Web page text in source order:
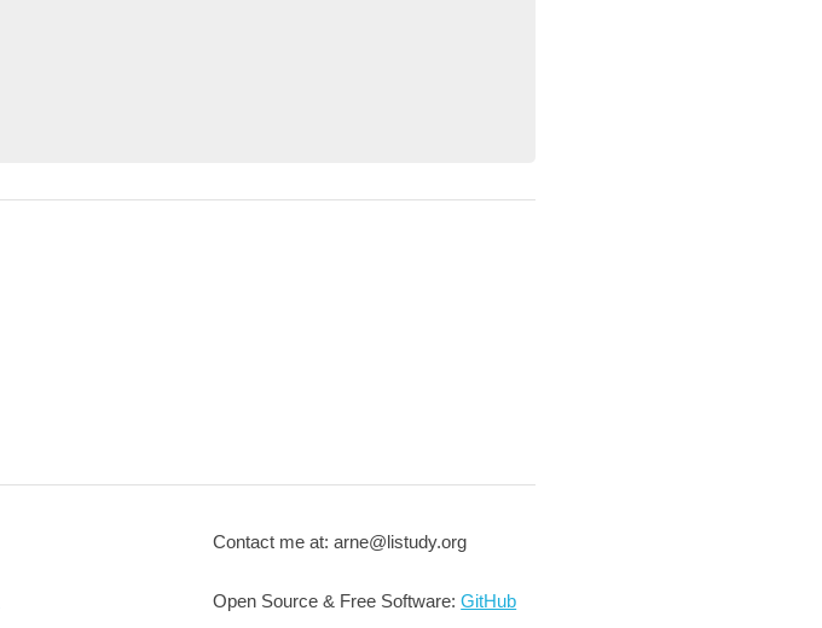
Contact me at: arne@listudy.org
Open Source & Free Software:GitHub